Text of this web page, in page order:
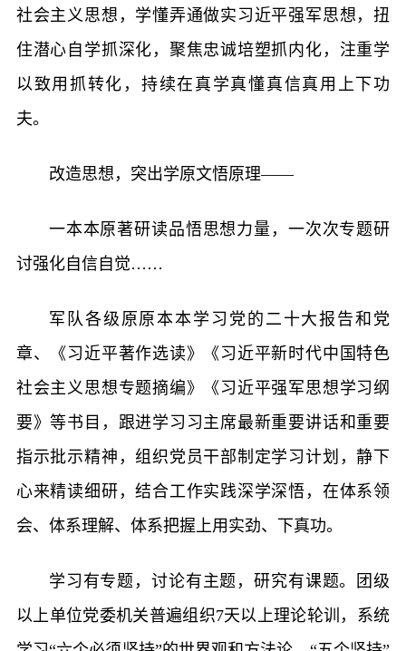
社会主义思想，学懂弄通做实习近平强军思想，扭
住潜心自学抓深化，聚焦忠诚培塑抓内化，注重学
以致用抓转化，持续在真学真懂真信真用上下功
夫。
改造思想，突出学原文悟原理——
一本本原著研读品悟思想力量，一次次专题研
讨强化自信自觉……
军队各级原原本本学习党的二十大报告和党
章、《习近平著作选读》《习近平新时代中国特色
社会主义思想专题摘编》《习近平强军思想学习纲
要》等书目，跟进学习习主席最新重要讲话和重要
指示批示精神，组织党员干部制定学习计划，静下
心来精读细研，结合工作实践深学深悟，在体系领
会、体系理解、体系把握上用实劲、下真功。
学习有专题，讨论有主题，研究有课题。团级
以上单位党委机关普遍组织7天以上理论轮训，系统